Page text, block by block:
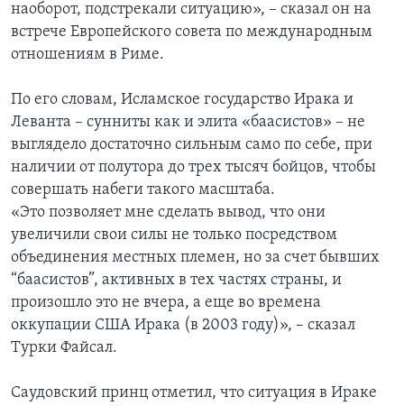
наоборот, подстрекали ситуацию», – сказал он на
встрече Европейского совета по международным
отношениям в Риме.
По его словам, Исламское государство Ирака и
Леванта – сунниты как и элита «бааcистов» – не
выглядело достаточно сильным само по себе, при
наличии от полутора до трех тысяч бойцов, чтобы
совершать набеги такого масштаба.
«Это позволяет мне сделать вывод, что они
увеличили свои силы не только посредством
объединения местных племен, но за счет бывших
“бааcистов”, активных в тех частях страны, и
произошло это не вчера, а еще во времена
оккупации США Ирака (в 2003 году)», – сказал
Турки Файсал.
Саудовский принц отметил, что ситуация в Ираке